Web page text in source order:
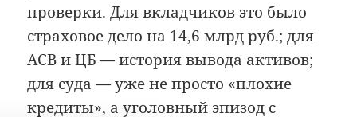
проверки. Для вкладчиков это было
страховое дело на 14,6 млрд руб.; для
АСВ и ЦБ — история вывода активов;
для суда — уже не просто «плохие
кредиты», а уголовный эпизод с